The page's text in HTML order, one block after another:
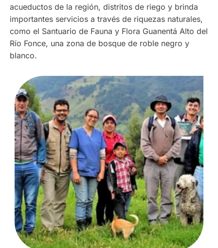
acueductos de la región, distritos de riego y brinda
importantes servicios a través de riquezas naturales,
como el Santuario de Fauna y Flora Guanentá Alto del
Río Fonce, una zona de bosque de roble negro y
blanco.